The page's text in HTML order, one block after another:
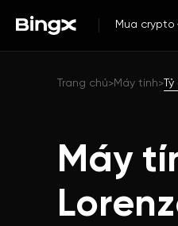
Mua crypto
Trang chủ>Máy tính>
Máy